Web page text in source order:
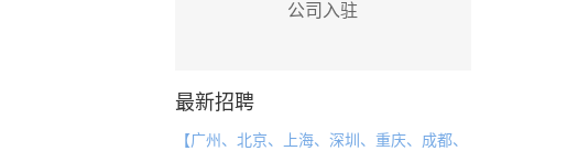
公司入驻
最新招聘
【广州、北京、上海、深圳、重庆、成都、